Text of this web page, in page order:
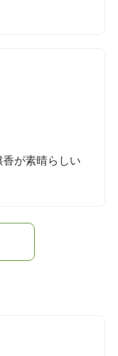
が素晴らしい